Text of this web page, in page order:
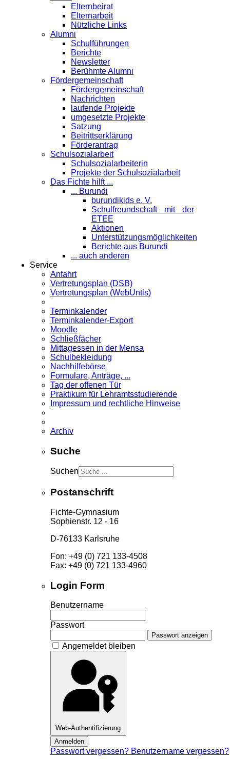
Elternbeirat
Elternarbeit
Nützliche Links
Alumni
Schulführungen
Berichte
Newsletter
Berühmte Alumni
Förder­gemeinschaft
Fördergemeinschaft
Nachrichten
laufende Projekte
umgesetzte Projekte
Satzung
Beitrittserklärung
Förderantrag
Schul­sozialarbeit
Schulsozialarbeiterin
Projekte der Schulsozialarbeit
Das Fichte hilft ...
... Burundi
burundikids e. V.
Schulfreundschaft mit der
ETEE
Aktionen
Unterstützungsmöglichkeiten
Berichte aus Burundi
... auch anderen
Service
Anfahrt
Vertretungsplan (DSB)
Vertretungsplan (WebUntis)
Terminkalender
Terminkalender-Export
Moodle
Schließfächer
Mittagessen in der Mensa
Schulbekleidung
Nachhilfebörse
Formulare, Anträge, ...
Tag der offenen Tür
Praktikum für Lehramts­studierende
Impressum und rechtliche Hinweise
Archiv
Suche
Suchen
Postanschrift
Fichte-Gymnasium
Sophienstr. 12 - 16
D-76133 Karlsruhe
Fon: +49 (0) 721 133-4508
Fax: +49 (0) 721 133-4960
Login Form
Benutzername
Passwort
Passwort anzeigen
Angemeldet bleiben
Web-Authentifizierung
Anmelden
Passwort vergessen? Benutzername vergessen?